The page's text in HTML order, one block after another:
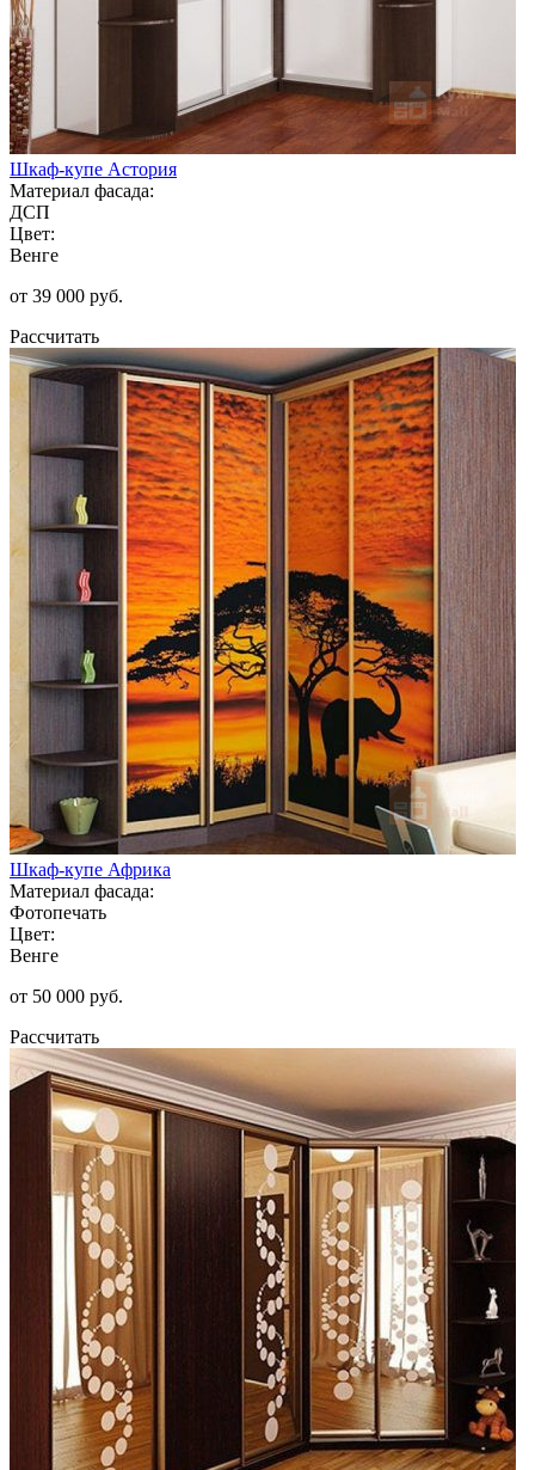
Шкаф-купе Астория
Материал фасада:
ДСП
Цвет:
Венге
от 39 000 руб.
Рассчитать
Шкаф-купе Африка
Материал фасада:
Фотопечать
Цвет:
Венге
от 50 000 руб.
Рассчитать